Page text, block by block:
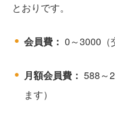
とおりです。
会員費： 0～3000（
月額会員費： 588～
ます）